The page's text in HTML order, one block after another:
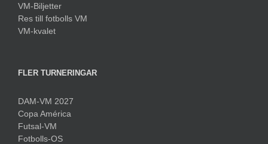
VM-Biljetter
Res till fotbolls VM
VM-kvalet
FLER TURNERINGAR
DAM-VM 2027
Copa América
Futsal-VM
Fotbolls-OS